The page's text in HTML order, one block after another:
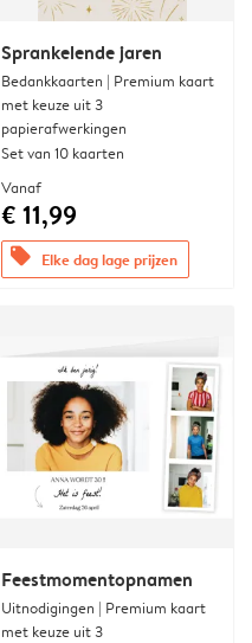
Sprankelende jaren
Bedankkaarten | Premium kaart
met keuze uit 3
papierafwerkingen
Set van 10 kaarten
Vanaf
€ 11,99
offers Elke dag lage prijzen
Feestmomentopnamen
Uitnodigingen | Premium kaart
met keuze uit 3